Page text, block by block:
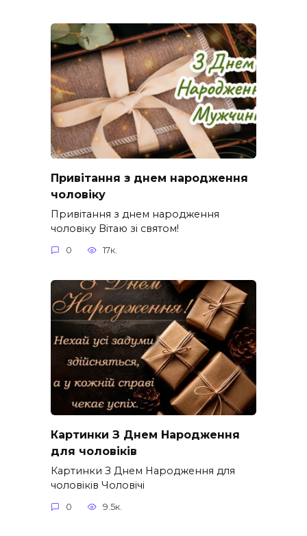
Привітання з днем народження
чоловіку
Привітання з днем народження
чоловіку Вітаю зі святом!
0 17к.
Картинки З Днем Народження
для чоловіків​
Картинки З Днем Народження для
чоловіків​ Чоловічі
0 9.5к.